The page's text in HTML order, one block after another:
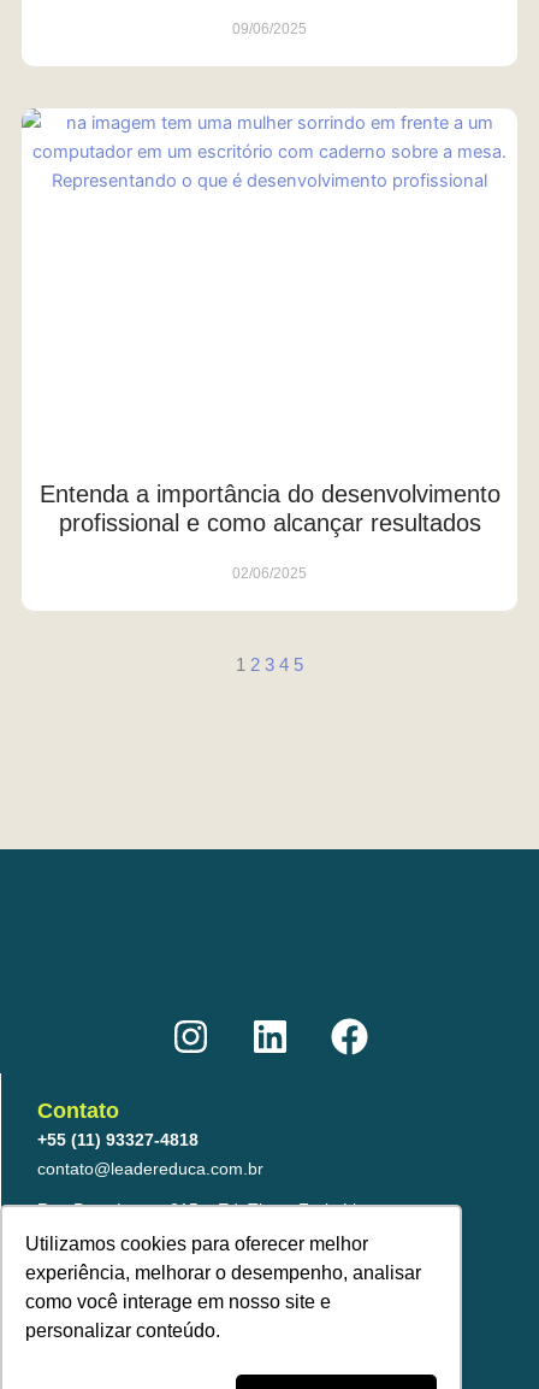
Utilizamos cookies para oferecer melhor
experiência, melhorar o desempenho, analisar
como você interage em nosso site e
personalizar conteúdo.
09/06/2025
Entenda a importância do desenvolvimento
profissional e como alcançar resultados
02/06/2025
1 2 3 4 5
n
s
a
g
r
a
m
i
n
i
n
a
c
o
k
Contato
+55 (11) 93327-4818
contato@leadereduca.com.br
Rua Paes Leme, 215 – Ed. Thera Faria Lima
23º and – CNJ 2313 – Pinheiros
São Paulo/SP – 05424-150